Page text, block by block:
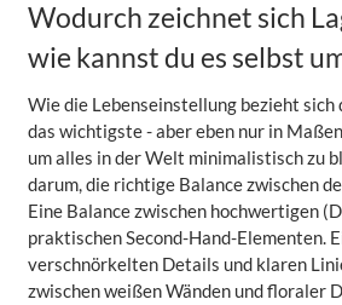
Wodurch zeichnet sich
wie kannst du es selbst
Wie die Lebenseinstellung bezieht sich
das wichtigste - aber eben nur in
um alles in der Welt minimalistisch zu
darum, die richtige Balance zwischen
Eine Balance zwischen hochwertigen
praktischen Second-Hand-Elementen.
verschnörkelten Details und klaren
zwischen weißen Wänden und floraler